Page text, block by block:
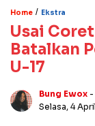
Home / Ekstra
Usai
Batalkan
U-17
Bung Ewox -
Selasa, 4